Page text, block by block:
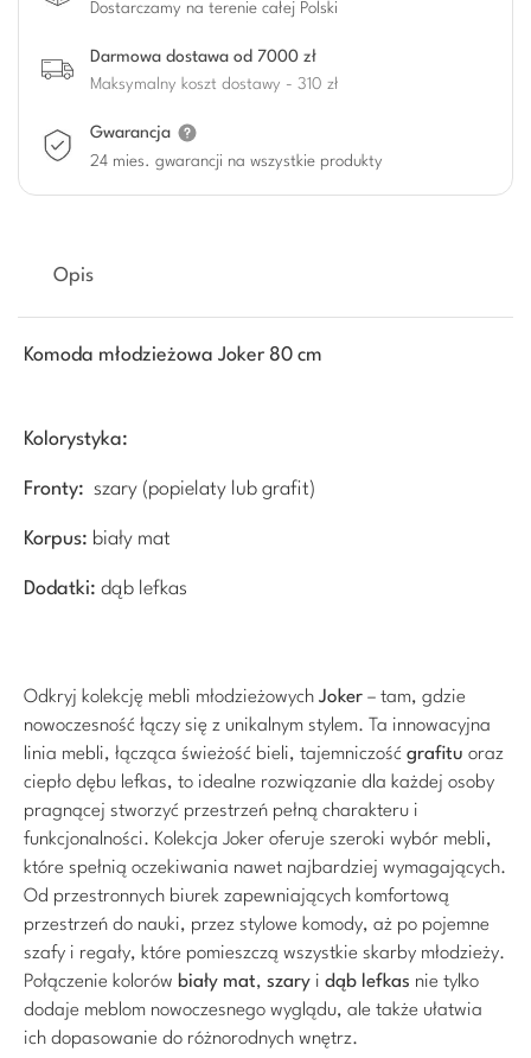
Dostarczamy na terenie całej Polski
Darmowa dostawa od 7000 zł
Maksymalny koszt dostawy - 310 zł
Gwarancja
24 mies. gwarancji na wszystkie produkty
Opis
Komoda młodzieżowa Joker 80 cm
Kolorystyka:
Fronty: szary (popielaty lub grafit)
Korpus: biały mat
Dodatki: dąb lefkas
Odkryj kolekcję mebli młodzieżowych Joker – tam, gdzie
nowoczesność łączy się z unikalnym stylem. Ta innowacyjna
linia mebli, łącząca świeżość bieli, tajemniczość grafitu oraz
ciepło dębu lefkas, to idealne rozwiązanie dla każdej osoby
pragnącej stworzyć przestrzeń pełną charakteru i
funkcjonalności. Kolekcja Joker oferuje szeroki wybór mebli,
które spełnią oczekiwania nawet najbardziej wymagających.
Od przestronnych biurek zapewniających komfortową
przestrzeń do nauki, przez stylowe komody, aż po pojemne
szafy i regały, które pomieszczą wszystkie skarby młodzieży.
Połączenie kolorów biały mat, szary i dąb lefkas nie tylko
dodaje meblom nowoczesnego wyglądu, ale także ułatwia
ich dopasowanie do różnorodnych wnętrz.